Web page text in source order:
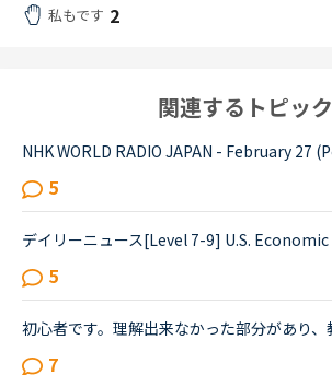
私もです 2
関連するトピック
5
5
7